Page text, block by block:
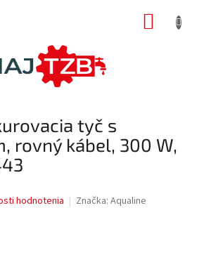
tyč s
rovný kábel, 300 W,
hodnotenia Značka: Aqualine